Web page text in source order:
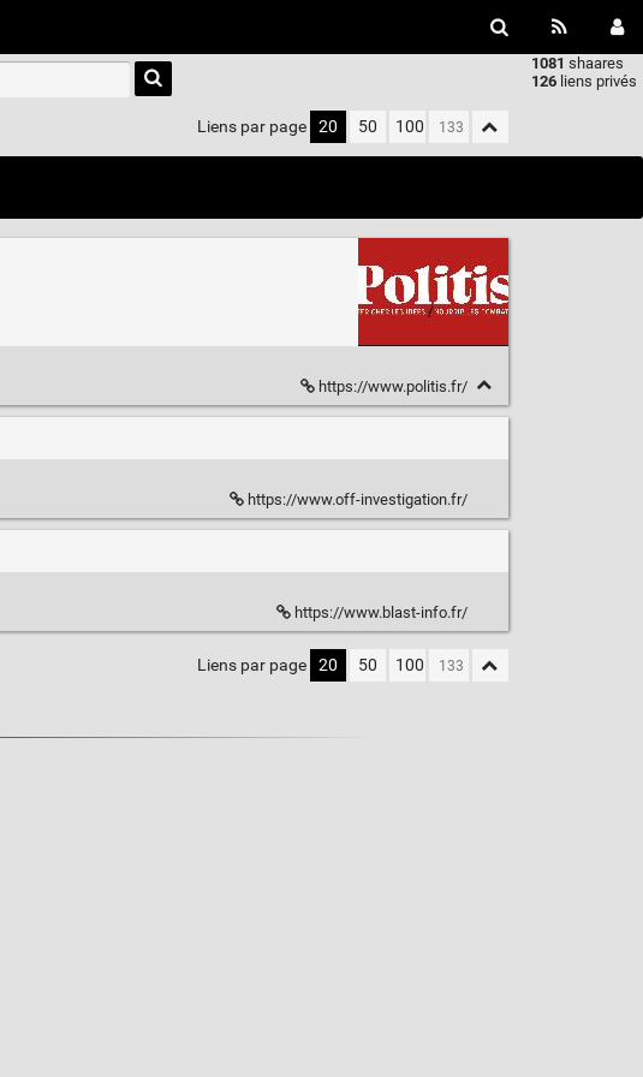
1081 shaares
126 liens privés
Type 1 or
more
characters
results.
Liens par page 20 50 100
https://www.politis.fr/
https://www.off-investigation.fr/
https://www.blast-info.fr/
Liens par page 20 50 100